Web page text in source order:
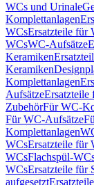
WCs und Urinale
Komplettanlagen
WCsErsatzteile für
WCsWC-Aufsätze
Keramiken
Keramiken
Komplettanlagen
AufsätzeErsatzteile
ZubehörFür WC-
Für WC-Aufsätze
Komplettanlagen
WCsErsatzteile für
WCsFlachspül-
WCsErsatzteile für
aufgesetzt